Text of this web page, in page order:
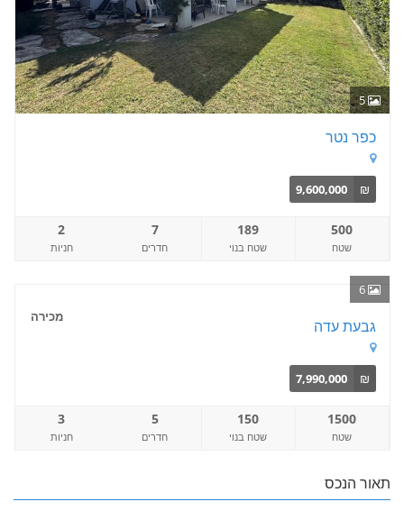
5
כפר נטר
₪
9,600,000
500
שטח
189
שטח בנוי
7
חדרים
2
חניות
6
מכירה
גבעת עדה
₪
7,990,000
1500
שטח
150
שטח בנוי
5
חדרים
3
חניות
תאור הנכס